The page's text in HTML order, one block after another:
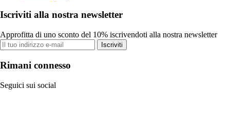
Iscriviti alla nostra newsletter
Approfitta di uno sconto del 10% iscrivendoti alla nostra newsletter
Iscriviti
Rimani connesso
Seguici sui social